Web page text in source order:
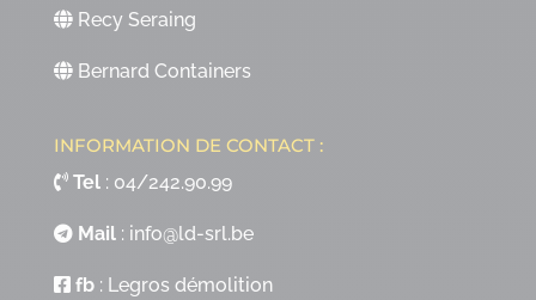
Recy Seraing
Bernard Containers
INFORMATION DE CONTACT :
Tel: 04/242.90.99
Mail: info@ld-srl.be
fb: Legros démolition